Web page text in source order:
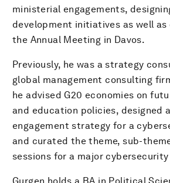
ministerial engagements,
development initiatives as well as
the Annual Meeting in Davos.
Previously, he was a strategy
global management consulting
he advised G20 economies on
and education policies, designed
engagement strategy for a
and curated the theme, sub-
sessions for a major